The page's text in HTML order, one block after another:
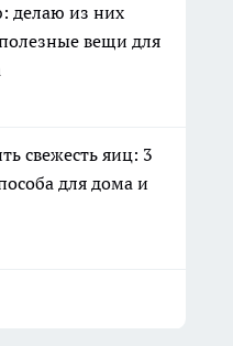
делаю из них
вещи для
свежесть яиц: 3
для дома и